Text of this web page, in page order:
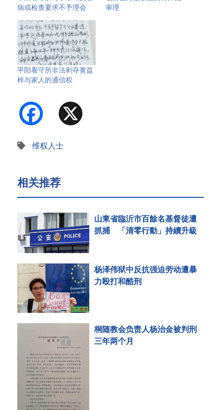
病或检查要求不予理会
审理
平阳看守所非法剥夺黄益
梓与家人的通信权
Facebook
维权人士
相关推荐
山東省臨沂市百餘名基督徒遭
抓捕 「清零行動」持續升級
杨泽伟狱中反抗强迫劳动遭暴
力殴打和酷刑
桐随教会负责人杨治金被判刑
三年两个月